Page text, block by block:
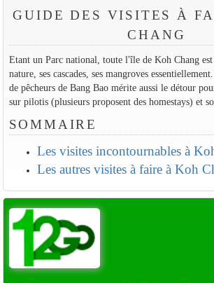
GUIDE DES VISITES À
CHANG
Etant un Parc national, toute l'île de Koh Chang
nature, ses cascades, ses mangroves
de pêcheurs de Bang Bao mérite aussi le détour
sur pilotis (plusieurs proposent des homestays) et
SOMMAIRE
Les visites incontournables à
Les autres visites à faire à Koh